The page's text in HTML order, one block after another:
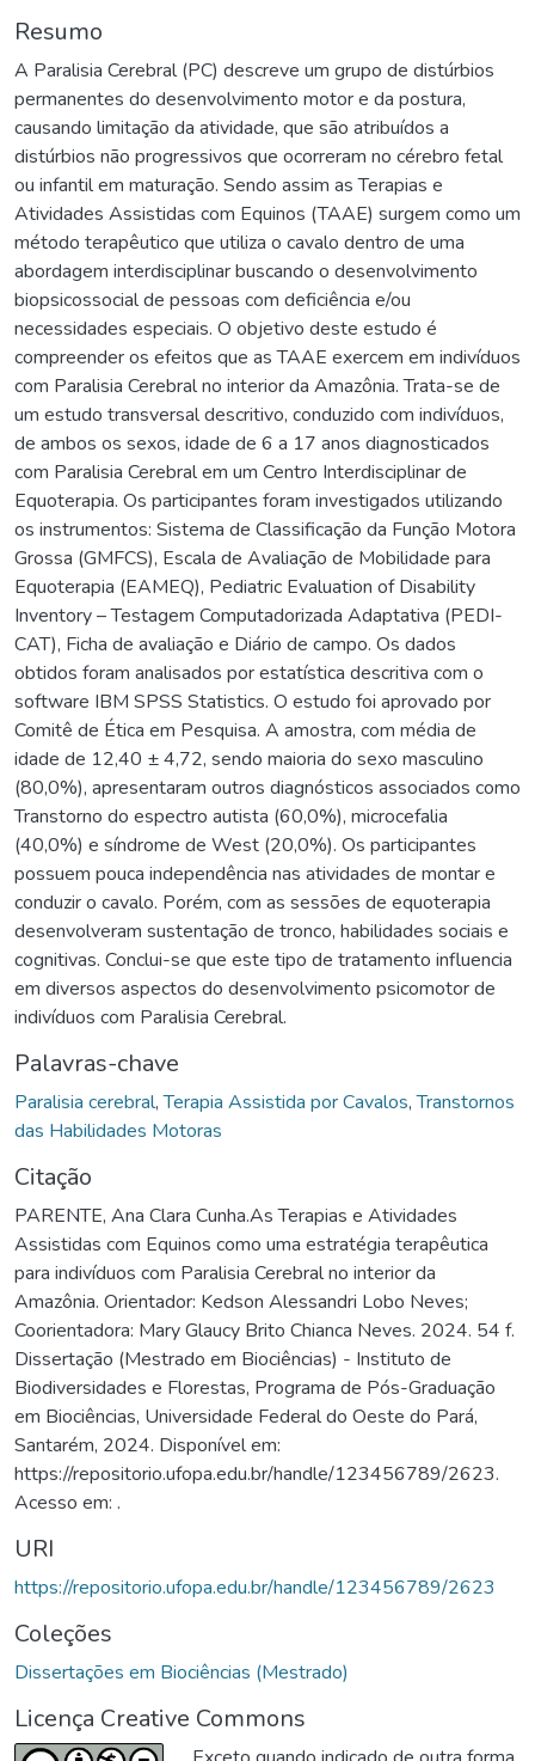
Resumo
A Paralisia Cerebral (PC) descreve um grupo de distúrbios
permanentes do desenvolvimento motor e da postura,
causando limitação da atividade, que são atribuídos a
distúrbios não progressivos que ocorreram no cérebro fetal
ou infantil em maturação. Sendo assim as Terapias e
Atividades Assistidas com Equinos (TAAE) surgem como um
método terapêutico que utiliza o cavalo dentro de uma
abordagem interdisciplinar buscando o desenvolvimento
biopsicossocial de pessoas com deficiência e/ou
necessidades especiais. O objetivo deste estudo é
compreender os efeitos que as TAAE exercem em indivíduos
com Paralisia Cerebral no interior da Amazônia. Trata-se de
um estudo transversal descritivo, conduzido com indivíduos,
de ambos os sexos, idade de 6 a 17 anos diagnosticados
com Paralisia Cerebral em um Centro Interdisciplinar de
Equoterapia. Os participantes foram investigados utilizando
os instrumentos: Sistema de Classificação da Função Motora
Grossa (GMFCS), Escala de Avaliação de Mobilidade para
Equoterapia (EAMEQ), Pediatric Evaluation of Disability
Inventory – Testagem Computadorizada Adaptativa (PEDI-
CAT), Ficha de avaliação e Diário de campo. Os dados
obtidos foram analisados por estatística descritiva com o
software IBM SPSS Statistics. O estudo foi aprovado por
Comitê de Ética em Pesquisa. A amostra, com média de
idade de 12,40 ± 4,72, sendo maioria do sexo masculino
(80,0%), apresentaram outros diagnósticos associados como
Transtorno do espectro autista (60,0%), microcefalia
(40,0%) e síndrome de West (20,0%). Os participantes
possuem pouca independência nas atividades de montar e
conduzir o cavalo. Porém, com as sessões de equoterapia
desenvolveram sustentação de tronco, habilidades sociais e
cognitivas. Conclui-se que este tipo de tratamento influencia
em diversos aspectos do desenvolvimento psicomotor de
indivíduos com Paralisia Cerebral.
Palavras-chave
Paralisia cerebral,Terapia Assistida por Cavalos,Transtornos
das Habilidades Motoras
Citação
PARENTE, Ana Clara Cunha.As Terapias e Atividades
Assistidas com Equinos como uma estratégia terapêutica
para indivíduos com Paralisia Cerebral no interior da
Amazônia. Orientador: Kedson Alessandri Lobo Neves;
Coorientadora: Mary Glaucy Brito Chianca Neves. 2024. 54 f.
Dissertação (Mestrado em Biociências) - Instituto de
Biodiversidades e Florestas, Programa de Pós-Graduação
em Biociências, Universidade Federal do Oeste do Pará,
Santarém, 2024. Disponível em:
https://repositorio.ufopa.edu.br/handle/123456789/2623.
Acesso em: .
URI
https://repositorio.ufopa.edu.br/handle/123456789/2623
Coleções
Dissertações em Biociências (Mestrado)
Licença Creative Commons